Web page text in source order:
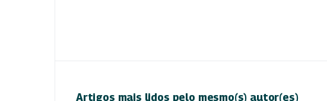
Artigos mais lidos pelo mesmo(s) autor(es)